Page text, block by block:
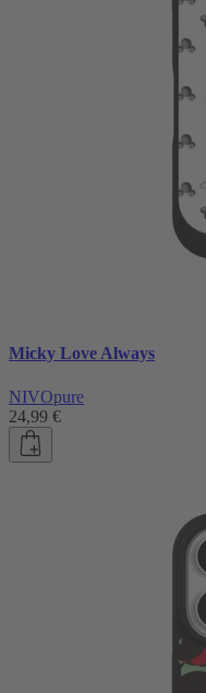
Micky Love Always
NIVOpure
24,99 €